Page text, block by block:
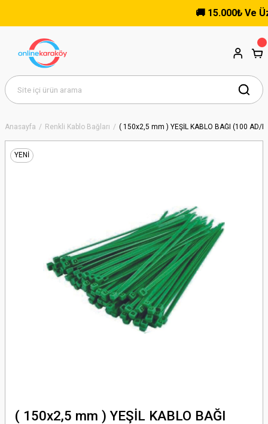
🚚 15.000₺ Ve
Anasayfa Renkli Kablo Bağları ( 150x2,5 mm ) YEŞİL KABLO BAĞI (100 AD/
YENİ
( 150x2,5 mm ) YEŞİL KABLO BAĞI